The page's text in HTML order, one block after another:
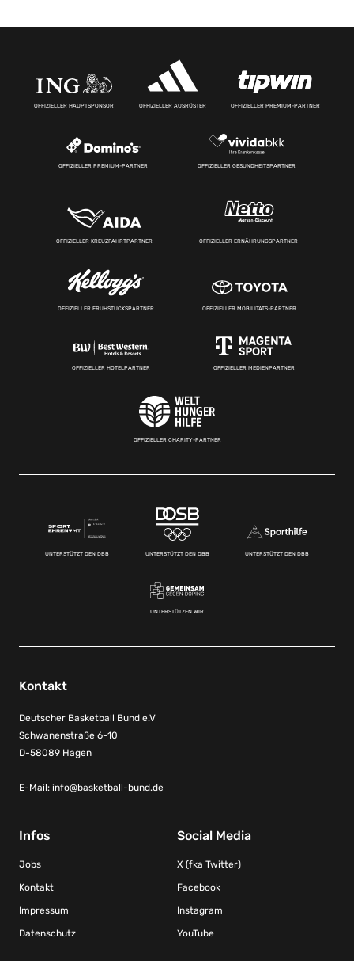
OFFIZIELLER HAUPTSPONSOR OFFIZIELLER AUSRÜSTER OFFIZIELLER PREMIUM-PARTNER
OFFIZIELLER PREMIUM-PARTNER OFFIZIELLER GESUNDHEITSPARTNER
OFFIZIELLER KREUZFAHRTPARTNER OFFIZIELLER ERNÄHRUNGSPARTNER
OFFIZIELLER FRÜHSTÜCKSPARTNER OFFIZIELLER MOBILITÄTS-PARTNER
OFFIZIELLER HOTELPARTNER OFFIZIELLER MEDIENPARTNER
OFFIZIELLER CHARITY-PARTNER
UNTERSTÜTZT DEN DBB UNTERSTÜTZT DEN DBB UNTERSTÜTZT DEN DBB
UNTERSTÜTZEN WIR
Kontakt
Deutscher Basketball Bund e.V
Schwanenstraße 6-10
D-58089 Hagen
E-Mail: info@basketball-bund.de
Infos
Jobs
Kontakt
Impressum
Datenschutz
Social Media
X (fka Twitter)
Facebook
Instagram
YouTube